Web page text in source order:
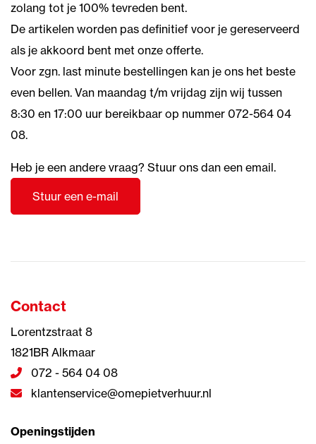
zolang tot je 100% tevreden bent.
De artikelen worden pas definitief voor je gereserveerd
als je akkoord bent met onze offerte.
Voor zgn. last minute bestellingen kan je ons het beste
even bellen. Van maandag t/m vrijdag zijn wij tussen
8:30 en 17:00 uur bereikbaar op nummer 072-564 04
08.
Heb je een andere vraag? Stuur ons dan een email.
Stuur een e-mail
Contact
Lorentzstraat 8
1821BR Alkmaar
072 - 564 04 08
klantenservice@omepietverhuur.nl
Openingstijden